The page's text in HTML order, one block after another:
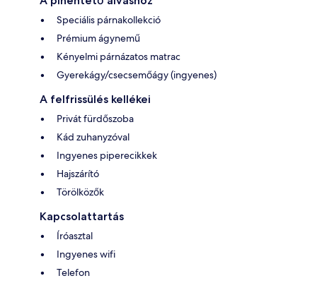
Speciális párnakollekció
Prémium ágynemű
Kényelmi párnázatos matrac
Gyerekágy/csecsemőágy (ingyenes)
A felfrissülés kellékei
Privát fürdőszoba
Kád zuhanyzóval
Ingyenes piperecikkek
Hajszárító
Törölközők
Kapcsolattartás
Íróasztal
Ingyenes wifi
Telefon